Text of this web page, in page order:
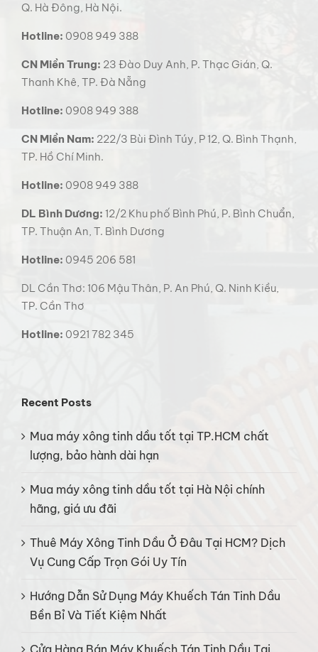
Q. Hà Đông, Hà Nội.
Hotline: 0908 949 388
CN Miền Trung: 23 Đào Duy Anh, P. Thạc Gián, Q.
Thanh Khê, TP. Đà Nẵng
Hotline: 0908 949 388
CN Miền Nam: 222/3 Bùi Đình Túy, P 12, Q. Bình Thạnh,
TP. Hồ Chí Minh.
Hotline: 0908 949 388
DL Bình Dương: 12/2 Khu phố Bình Phú, P. Bình Chuẩn,
TP. Thuận An, T. Bình Dương
Hotline: 0945 206 581
DL Cần Thơ: 106 Mậu Thân, P. An Phú, Q. Ninh Kiều,
TP. Cần Thơ
Hotline: 0921 782 345
Recent Posts
Mua máy xông tinh dầu tốt tại TP.HCM chất
lượng, bảo hành dài hạn
Mua máy xông tinh dầu tốt tại Hà Nội chính
hãng, giá ưu đãi
Thuê Máy Xông Tinh Dầu Ở Đâu Tại HCM? Dịch
Vụ Cung Cấp Trọn Gói Uy Tín
Hướng Dẫn Sử Dụng Máy Khuếch Tán Tinh Dầu
Bền Bỉ Và Tiết Kiệm Nhất